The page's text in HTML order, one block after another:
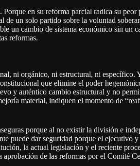
en su reforma parcial radica su
de un solo partido sobre la voluntad
un cambio de sistema económico sin un
reformas.
ni orgánico, ni estructural, ni específico.
que elimine el poder
y auténtico cambio estructural y no
material, indiquen el momento de
porque al no existir la división e
puede dar seguridad porque el ejecutivo
la actual legislación y el reciente
de las reformas por el Comité